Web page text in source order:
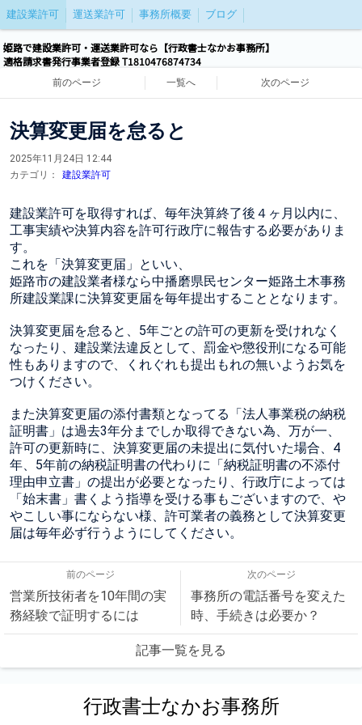
建設業許可 運送業許可 事務所概要 ブログ
姫路で建設業許可・運送業許可なら【行政書士なかお事務所】
適格請求書発行事業者登録 T1810476874734
前のページ 一覧へ 次のページ
決算変更届を怠ると
2025年11月24日 12:44
カテゴリ：
建設業許可
建設業許可を取得すれば、毎年決算終了後４ヶ月以内に、
工事実績や決算内容を許可行政庁に報告する必要がありま
す。
これを「決算変更届」といい、
姫路市の建設業者様なら中播磨県民センター姫路土木事務
所建設業課に決算変更届を毎年提出することとなります。
決算変更届を怠ると、5年ごとの許可の更新を受けれなく
なったり、建設業法違反として、罰金や懲役刑になる可能
性もありますので、くれぐれも提出もれの無いようお気を
つけください。
また決算変更届の添付書類となってる「法人事業税の納税
証明書」は過去3年分までしか取得できない為、万が一、
許可の更新時に、決算変更届の未提出に気付いた場合、4
年、5年前の納税証明書の代わりに「納税証明書の不添付
理由申立書」の提出が必要となったり、行政庁によっては
「始末書」書くよう指導を受ける事もございますので、や
やこしい事にならない様、許可業者の義務として決算変更
届は毎年必ず行うようにしてください。
前のページ
営業所技術者を10年間の実
務経験で証明するには
次のページ
事務所の電話番号を変えた
時、手続きは必要か？
記事一覧を見る
行政書士なかお事務所